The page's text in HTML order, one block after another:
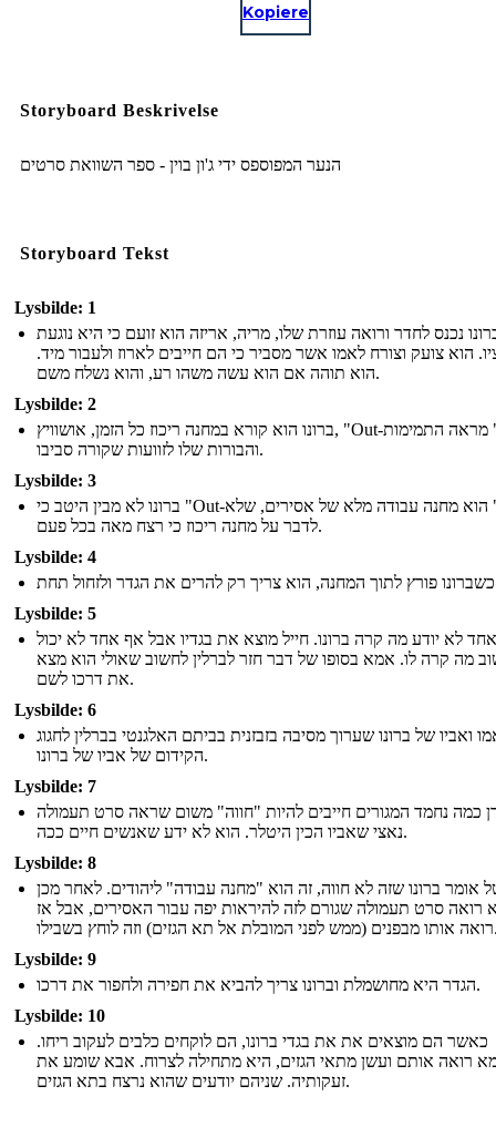
Kopiere
Storyboard Beskrivelse
הנער המפוספס ידי ג'ון בוין - ספר השוואת סרטים
Storyboard Tekst
Lysbilde: 1
נכנס לחדר ורואה עוזרת שלו, מריה, אריזה הוא זועם כי היא נוגעת
הוא צועק וצורח לאמו אשר מסביר כי הם חייבים לארוז ולעבור מיד.
הוא תוהה אם הוא עשה משהו רע, והוא נשלח משם.
Lysbilde: 2
ברונו הוא קורא במחנה ריכוז כל הזמן, אושוויץ, "Out-עם," מראה התמימות
והבורות שלו לזוועות שקורה סביבו.
Lysbilde: 3
ברונו לא מבין היטב כי "Out-עם" הוא מחנה עבודה מלא של אסירים, שלא
לדבר על מחנה ריכוז כי רצח מאה בכל פעם.
Lysbilde: 4
Lysbilde: 5
לא יודע מה קרה ברונו. חייל מוצא את בגדיו אבל אף אחד לא יכול
מה קרה לו. אמא בסופו של דבר חזר לברלין לחשוב שאולי הוא מצא
את דרכו לשם.
Lysbilde: 6
ואביו של ברונו שערוך מסיבה בזבזנית בביתם האלגנטי בברלין לחגוג
הקידום של אביו של ברונו.
Lysbilde: 7
דן כמה נחמד המגורים חייבים להיות "חווה" משום שראה סרט תעמולה
נאצי שאביו הכין היטלר. הוא לא ידע שאנשים חיים ככה.
Lysbilde: 8
אומר ברונו שזה לא חווה, זה הוא "מחנה עבודה" ליהודים. לאחר מכן
רואה סרט תעמולה שגורם לזה להיראות יפה עבור האסירים, אבל אז
וזה לוחץ בשבילו.
Lysbilde: 9
הגדר היא מחושמלת וברונו צריך להביא את חפירה ולחפור את דרכו.
Lysbilde: 10
כאשר הם מוצאים את את בגדי ברונו, הם לוקחים כלבים לעקוב ריחו.
רואה אותם ועשן מתאי הגזים, היא מתחילה לצרוח. אבא שומע את
זעקותיה. שניהם יודעים שהוא נרצח בתא הגזים.